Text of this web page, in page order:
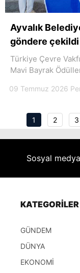
Ayvalık
göndere çekildi
Türkiye Çevre
Mavi Bayrak
09 Temmuz 2026
1 2 3
Sosyal
KATEGORİLER
GÜNDEM
DÜNYA
EKONOMİ